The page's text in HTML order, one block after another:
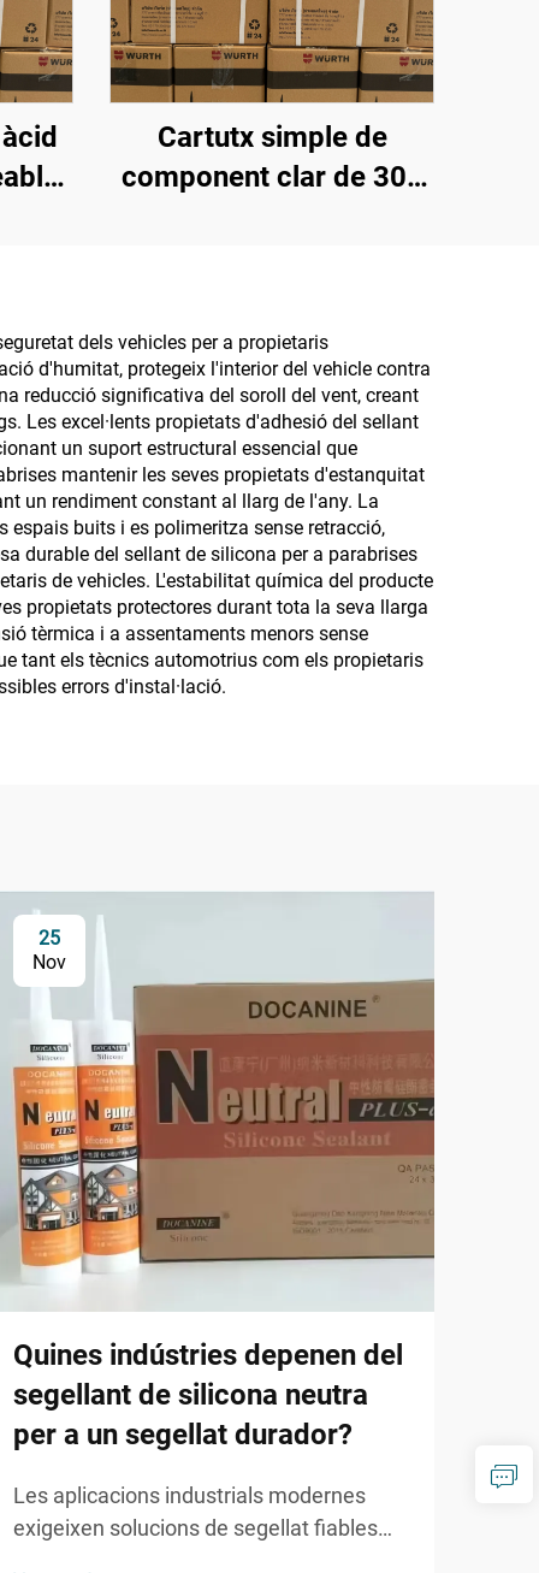
Cartutx simple de
component clar de 300
dels vehicles per a propietaris
d'humitat, protegeix l'interior del vehicle contra
reducció significativa del soroll del vent, creant
Les excel·lents propietats d'adhesió del sellant
un suport estructural essencial que
mantenir les seves propietats d'estanquitat
un rendiment constant al llarg de l'any. La
buits i es polimeritza sense retracció,
durable del sellant de silicona per a parabrises
de vehicles. L'estabilitat química del producte
propietats protectores durant tota la seva llarga
tèrmica i a assentaments menors sense
tant els tècnics automotrius com els propietaris
errors d'instal·lació.
25
Nov
Quines indústries depenen del
segellant de silicona neutra
per a un segellat durador?
Les aplicacions industrials modernes
exigeixen solucions de segellat fiables
La